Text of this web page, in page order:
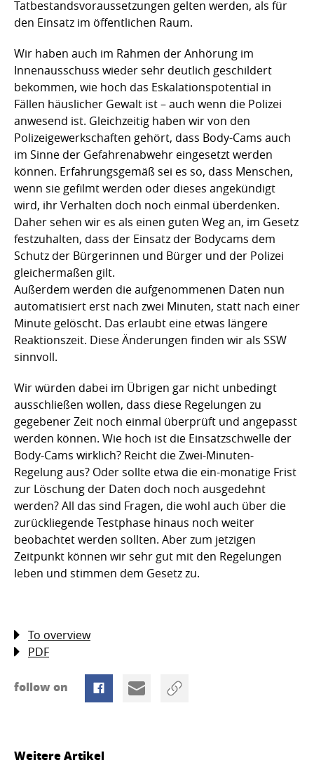
Tatbestandsvoraussetzungen gelten werden, als für
den Einsatz im öffentlichen Raum.
Wir haben auch im Rahmen der Anhörung im
Innenausschuss wieder sehr deutlich geschildert
bekommen, wie hoch das Eskalationspotential in
Fällen häuslicher Gewalt ist – auch wenn die Polizei
anwesend ist. Gleichzeitig haben wir von den
Polizeigewerkschaften gehört, dass Body-Cams auch
im Sinne der Gefahrenabwehr eingesetzt werden
können. Erfahrungsgemäß sei es so, dass Menschen,
wenn sie gefilmt werden oder dieses angekündigt
wird, ihr Verhalten doch noch einmal überdenken.
Daher sehen wir es als einen guten Weg an, im Gesetz
festzuhalten, dass der Einsatz der Bodycams dem
Schutz der Bürgerinnen und Bürger und der Polizei
gleichermaßen gilt.
Außerdem werden die aufgenommenen Daten nun
automatisiert erst nach zwei Minuten, statt nach einer
Minute gelöscht. Das erlaubt eine etwas längere
Reaktionszeit. Diese Änderungen finden wir als SSW
sinnvoll.
Wir würden dabei im Übrigen gar nicht unbedingt
ausschließen wollen, dass diese Regelungen zu
gegebener Zeit noch einmal überprüft und angepasst
werden können. Wie hoch ist die Einsatzschwelle der
Body-Cams wirklich? Reicht die Zwei-Minuten-
Regelung aus? Oder sollte etwa die ein-monatige Frist
zur Löschung der Daten doch noch ausgedehnt
werden? All das sind Fragen, die wohl auch über die
zurückliegende Testphase hinaus noch weiter
beobachtet werden sollten. Aber zum jetzigen
Zeitpunkt können wir sehr gut mit den Regelungen
leben und stimmen dem Gesetz zu.
To overview
PDF
follow on
Weitere Artikel